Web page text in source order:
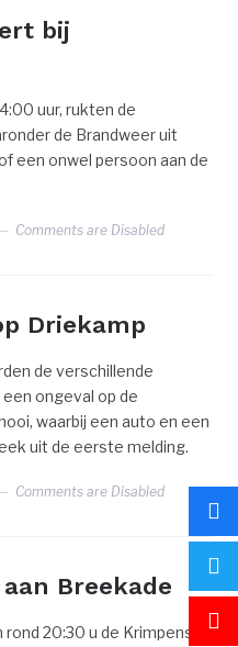
bij
uur, rukten de
de Brandweer uit
een onwel persoon aan de
Comments are Disabled
Driekamp
de verschillende
ongeval op de
waarbij een auto en een
uit de eerste melding.
Comments are Disabled
Breekade
20:30 u de Krimpense